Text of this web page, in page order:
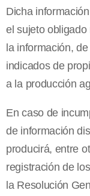
Dicha
el sujeto
la información,
indicados de
a la producción
En caso de
de información
producirá, entre
registración de
la Resolución